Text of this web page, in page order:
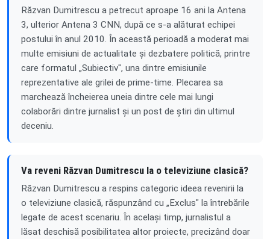
Răzvan Dumitrescu a petrecut aproape 16 ani la Antena
3, ulterior Antena 3 CNN, după ce s-a alăturat echipei
postului în anul 2010. În această perioadă a moderat mai
multe emisiuni de actualitate și dezbatere politică, printre
care formatul „Subiectiv", una dintre emisiunile
reprezentative ale grilei de prime-time. Plecarea sa
marchează încheierea uneia dintre cele mai lungi
colaborări dintre jurnalist și un post de știri din ultimul
deceniu.
Va reveni Răzvan Dumitrescu la o televiziune clasică?
Răzvan Dumitrescu a respins categoric ideea revenirii la
o televiziune clasică, răspunzând cu „Exclus" la întrebările
legate de acest scenariu. În același timp, jurnalistul a
lăsat deschisă posibilitatea altor proiecte, precizând doar